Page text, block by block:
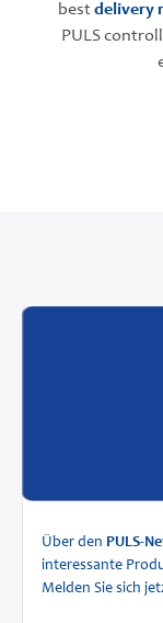
bestdelivery
PULS
Über den PULS-
interessante
Melden Sie sich